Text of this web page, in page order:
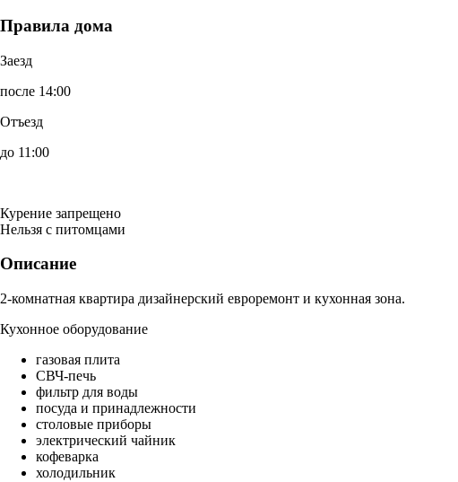
Правила дома
Заезд
после 14:00
Отъезд
до 11:00
Курение запрещено
Нельзя с питомцами
Описание
2-комнатная квартира дизайнерский евроремонт и кухонная зона.
Кухонное оборудование
газовая плита
СВЧ-печь
фильтр для воды
посуда и принадлежности
столовые приборы
электрический чайник
кофеварка
холодильник